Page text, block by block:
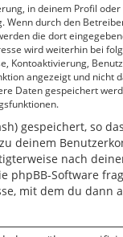
in deinem Profil
Wenn durch den
die dort
wird weiterhin bei
Kontoaktivierung,
angezeigt und nicht
Daten gespeichert
gespeichert, so
deinem
nach
phpBB-Software
mit dem du dann